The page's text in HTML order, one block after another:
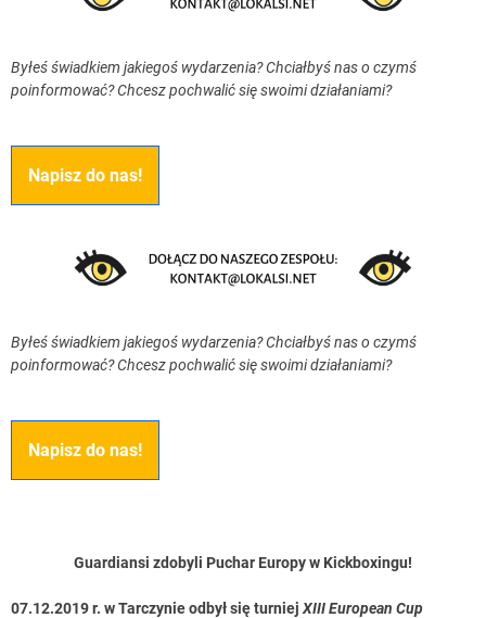
Byłeś świadkiem jakiegoś wydarzenia? Chciałbyś nas o czymś
poinformować? Chcesz pochwalić się swoimi działaniami?
Napisz do nas!
Byłeś świadkiem jakiegoś wydarzenia? Chciałbyś nas o czymś
poinformować? Chcesz pochwalić się swoimi działaniami?
Napisz do nas!
Guardiansi zdobyli Puchar Europy w Kickboxingu!
07.12.2019 r. w Tarczynie odbył się turniej XIII European Cup